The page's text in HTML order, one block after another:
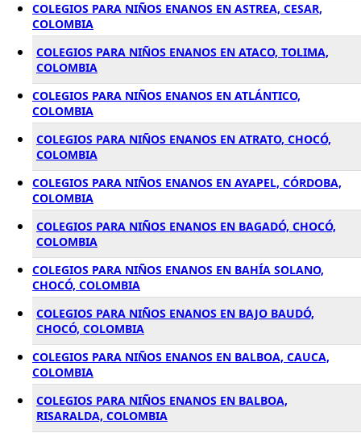
COLEGIOS PARA NIÑOS ENANOS EN ASTREA, CESAR,
COLOMBIA
COLEGIOS PARA NIÑOS ENANOS EN ATACO, TOLIMA,
COLOMBIA
COLEGIOS PARA NIÑOS ENANOS EN ATLÁNTICO,
COLOMBIA
COLEGIOS PARA NIÑOS ENANOS EN ATRATO, CHOCÓ,
COLOMBIA
COLEGIOS PARA NIÑOS ENANOS EN AYAPEL, CÓRDOBA,
COLOMBIA
COLEGIOS PARA NIÑOS ENANOS EN BAGADÓ, CHOCÓ,
COLOMBIA
COLEGIOS PARA NIÑOS ENANOS EN BAHÍA SOLANO,
CHOCÓ, COLOMBIA
COLEGIOS PARA NIÑOS ENANOS EN BAJO BAUDÓ,
CHOCÓ, COLOMBIA
COLEGIOS PARA NIÑOS ENANOS EN BALBOA, CAUCA,
COLOMBIA
COLEGIOS PARA NIÑOS ENANOS EN BALBOA,
RISARALDA, COLOMBIA